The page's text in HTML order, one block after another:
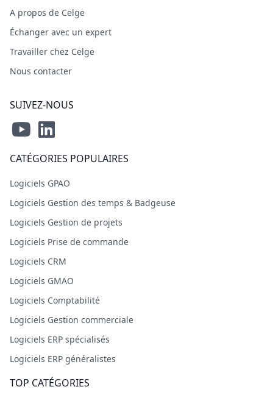
A propos de Celge
Échanger avec un expert
Travailler chez Celge
Nous contacter
SUIVEZ-NOUS
CATÉGORIES POPULAIRES
Logiciels GPAO
Logiciels Gestion des temps & Badgeuse
Logiciels Gestion de projets
Logiciels Prise de commande
Logiciels CRM
Logiciels GMAO
Logiciels Comptabilité
Logiciels Gestion commerciale
Logiciels ERP spécialisés
Logiciels ERP généralistes
TOP CATÉGORIES